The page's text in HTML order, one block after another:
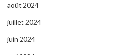
août 2024
juillet 2024
juin 2024